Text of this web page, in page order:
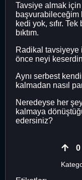
Tavsiye almak
başvurabileceğim
kedi yok, sıfır.
bıktım.
Radikal tavsiyeye
önce neyi
Aynı serbest
kalmadan nasıl
Neredeyse her
kalmaya
edersiniz?
0